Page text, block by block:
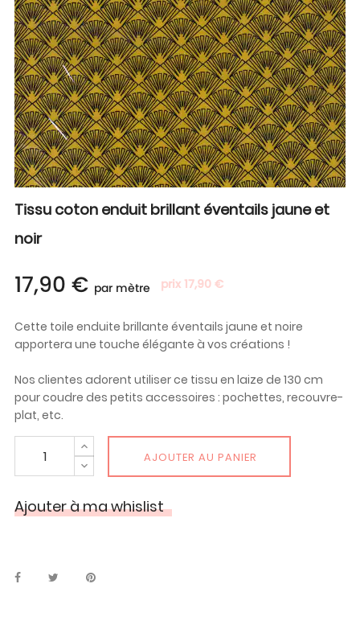
Tissu coton enduit brillant éventails jaune et
noir
17,90 € par mètre prix 17,90 €
Cette toile enduite brillante éventails jaune et noire
apportera une touche élégante à vos créations !
Nos clientes adorent utiliser ce tissu en laize de 130 cm
pour coudre des petits accessoires : pochettes, recouvre-
plat, etc.
AJOUTER AU PANIER
Ajouter à ma whislist